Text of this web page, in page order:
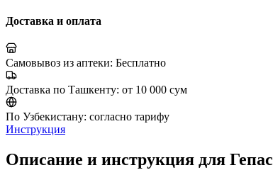
Доставка и оплата
Самовывоз из аптеки: Бесплатно
Доставка по Ташкенту: от 10 000 сум
По Узбекистану: согласно тарифу
Инструкция
Описание и инструкция для